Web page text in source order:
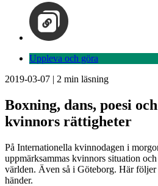
Uppleva och göra
2019-03-07 | 2 min läsning
Boxning, dans, poesi
kvinnors rättigheter
På Internationella kvinnodagen i
uppmärksammas kvinnors situation
världen. Även så i Göteborg. Här
händer.